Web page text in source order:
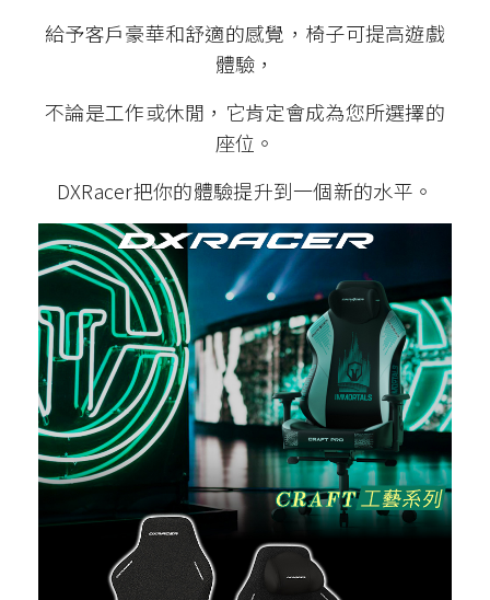
給予客戶豪華和舒適的感覺，椅子可提高遊戲
體驗，
不論是工作或休閒，它肯定會成為您所選擇的
座位。
DXRacer把你的體驗提升到一個新的水平。